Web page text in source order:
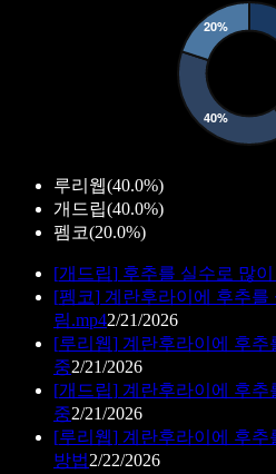
루리웹(40.0%)
개드립(40.0%)
펨코(20.0%)
[개드립] 후추를 실수로 많이
[펨코] 계란후라이에 후추를
림.mp42/21/2026
[루리웹] 계란후라이에 후추
중2/21/2026
[개드립] 계란후라이에 후추
중2/21/2026
[루리웹] 계란후라이에 후추
방법2/22/2026